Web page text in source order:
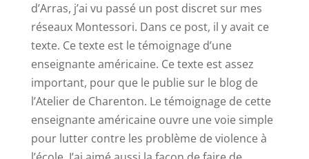
d’Arras, j’ai vu passé un post discret sur mes
réseaux Montessori. Dans ce post, il y avait ce
texte. Ce texte est le témoignage d’une
enseignante américaine. Ce texte est assez
important, pour que le publie sur le blog de
l’Atelier de Charenton. Le témoignage de cette
enseignante américaine ouvre une voie simple
pour lutter contre les problème de violence à